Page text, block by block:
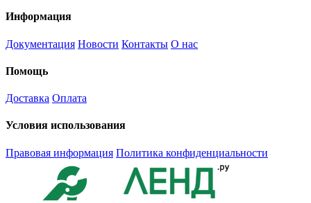
Информация
Документация Новости Контакты О нас
Помощь
Доставка Оплата
Условия использования
Правовая информация Политика конфиденциальности